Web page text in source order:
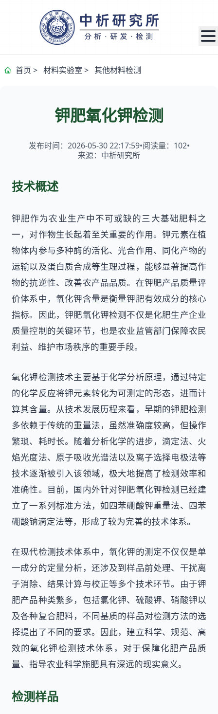
首页 > 材料实验室 > 其他材料检测
钾肥氧化钾检测
发布时间：2026-05-30 22:17:59•阅读量： 102•
来源：中析研究所
技术概述
钾肥作为农业生产中不可或缺的三大基础肥料之
一，对作物生长起着至关重要的作用。钾元素在植
物体内参与多种酶的活化、光合作用、同化产物的
运输以及蛋白质合成等生理过程，能够显著提高作
物的抗逆性、改善农产品品质。在钾肥产品质量评
价体系中，氧化钾含量是衡量钾肥有效成分的核心
指标。因此，钾肥氧化钾检测不仅是化肥生产企业
质量控制的关键环节，也是农业监管部门保障农民
利益、维护市场秩序的重要手段。
氧化钾检测技术主要基于化学分析原理，通过特定
的化学反应将钾元素转化为可测定的形态，进而计
算其含量。从技术发展历程来看，早期的钾肥检测
多依赖于传统的重量法，虽然准确度较高，但操作
繁琐、耗时长。随着分析化学的进步，滴定法、火
焰光度法、原子吸收光谱法以及离子选择电极法等
技术逐渐被引入该领域，极大地提高了检测效率和
准确性。目前，国内外针对钾肥氧化钾检测已经建
立了一系列标准方法，如四苯硼酸钾重量法、四苯
硼酸钠滴定法等，形成了较为完善的技术体系。
在现代检测技术体系中，氧化钾的测定不仅仅是单
一成分的定量分析，还涉及到样品前处理、干扰离
子消除、结果计算与校正等多个技术环节。由于钾
肥产品种类繁多，包括氯化钾、硫酸钾、硝酸钾以
及各种复合肥料，不同基质的样品对检测方法的选
择提出了不同的要求。因此，建立科学、规范、高
效的氧化钾检测技术体系，对于保障化肥产品质
量、指导农业科学施肥具有深远的现实意义。
检测样品